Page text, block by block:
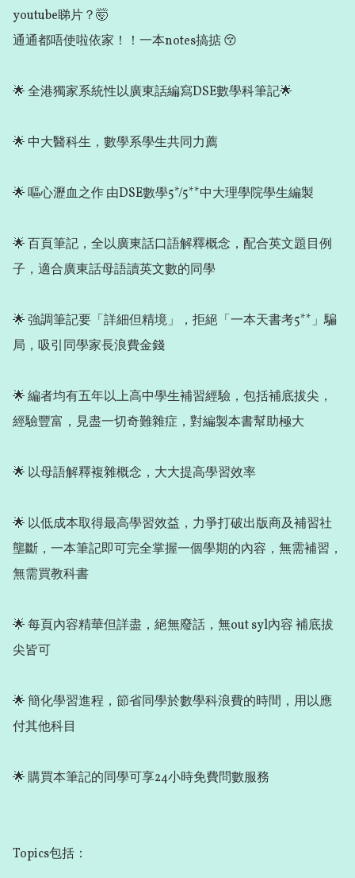
youtube睇片？🤯
通通都唔使啦依家！！一本notes搞掂 😚
🌟 全港獨家系統性以廣東話編寫DSE數學科筆記🌟
🌟 中大醫科生，數學系學生共同力薦
🌟 嘔心瀝血之作 由DSE數學5*/5**中大理學院學生編製
🌟 百頁筆記，全以廣東話口語解釋概念，配合英文題目例
子，適合廣東話母語讀英文數的同學
🌟 強調筆記要「詳細但精境」，拒絕「一本天書考5**」騙
局，吸引同學家長浪費金錢
🌟 編者均有五年以上高中學生補習經驗，包括補底拔尖，
經驗豐富，見盡一切奇難雜症，對編製本書幫助極大
🌟 以母語解釋複雜概念，大大提高學習效率
🌟 以低成本取得最高學習效益，力爭打破出版商及補習社
壟斷，一本筆記即可完全掌握一個學期的內容，無需補習，
無需買教科書
🌟 每頁內容精華但詳盡，絕無廢話，無out syl內容 補底拔
尖皆可
🌟 簡化學習進程，節省同學於數學科浪費的時間，用以應
付其他科目
🌟 購買本筆記的同學可享24小時免費問數服務
Topics包括：